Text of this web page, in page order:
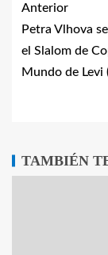
Anterior
Petra Vlhova
el Slalom de
Mundo de Levi
TAMBIÉN